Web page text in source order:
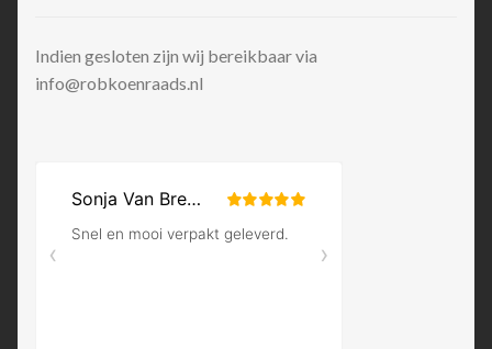
Indien gesloten zijn wij bereikbaar via
info@robkoenraads.nl